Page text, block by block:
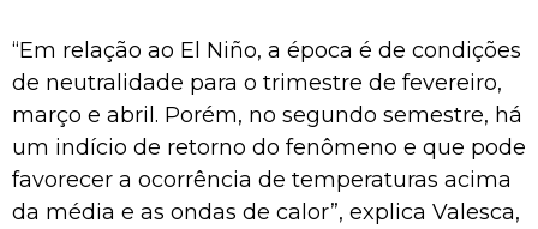
“Em relação ao El Niño, a época é de condições
de neutralidade para o trimestre de fevereiro,
março e abril. Porém, no segundo semestre, há
um indício de retorno do fenômeno e que pode
favorecer a ocorrência de temperaturas acima
da média e as ondas de calor”, explica Valesca,